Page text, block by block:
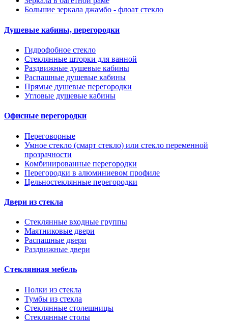
Большие зеркала джамбо - флоат стекло
Душевые кабины, перегородки
Гидрофобное стекло
Стеклянные шторки для ванной
Раздвижные душевые кабины
Распашные душевые кабины
Прямые душевые перегородки
Угловые душевые кабины
Офисные перегородки
Переговорные
Умное стекло (смарт стекло) или стекло переменной
прозрачности
Комбинированные перегородки
Перегородки в алюминиевом профиле
Цельностеклянные перегородки
Двери из стекла
Стеклянные входные группы
Маятниковые двери
Распашные двери
Раздвижные двери
Стеклянная мебель
Полки из стекла
Тумбы из стекла
Стеклянные столешницы
Стеклянные столы